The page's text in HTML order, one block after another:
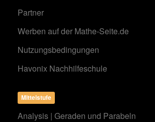
Partner
Werben auf der Mathe-Seite.de
Nutzungsbedingungen
Havonix Nachhilfeschule
Mittelstufe
Analysis | Geraden und Parabeln